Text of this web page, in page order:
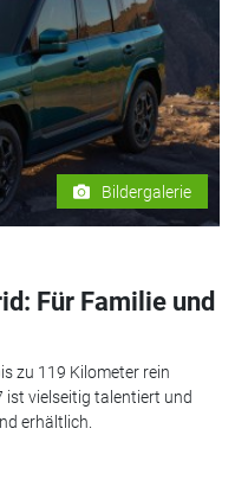
Bildergalerie
Für Familie und
zu 119 Kilometer rein
ist vielseitig talentiert und
erhältlich.